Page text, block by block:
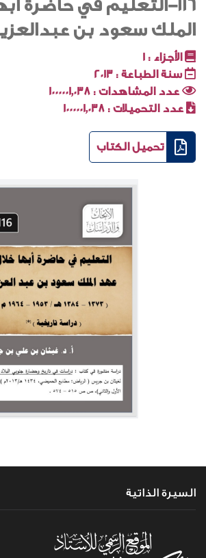
116-التعليم في حاضرة
الملك سعود بن
الأجزاء : 1
سنة الطباعة : 2013
عدد المشاهدات : 1000001٬038
عدد التحميلات : 1000001٬038
تحميل الكتاب
السيرة الذاتية